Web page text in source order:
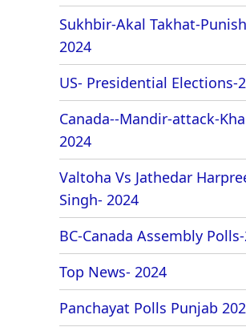
Sukhbir-Akal Takhat-
2024
US- Presidential Elections-
Canada--Mandir-attack-
2024
Valtoha Vs Jathedar
Singh- 2024
BC-Canada Assembly
Top News- 2024
Panchayat Polls Punjab